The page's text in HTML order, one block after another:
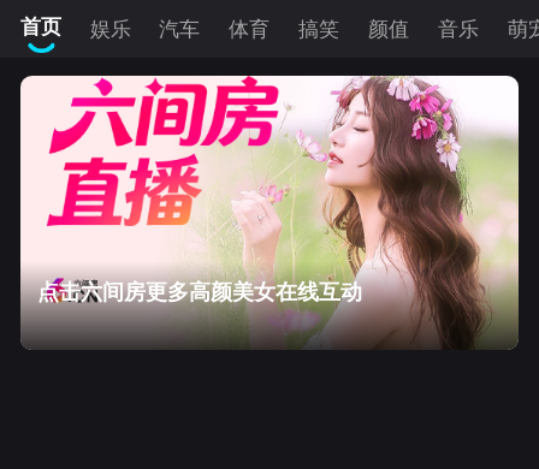
首页 娱乐 汽车 体育 搞笑 颜值 音乐 萌
点击六间房更多高颜美女在线互动